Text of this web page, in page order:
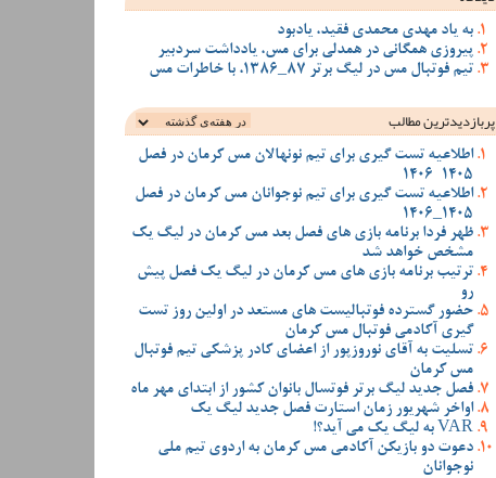
به یاد مهدی محمدی فقید، یادبود
پیروزی همگانی در همدلی برای مس، یادداشت سردبیر
تیم فوتبال مس در لیگ برتر 87_1386، با خاطرات مس
پربازدیدترین‌ مطالب
اطلاعیه تست گیری برای تیم نونهالان مس کرمان در فصل
1405-1406
اطلاعیه تست گیری برای تیم نوجوانان مس کرمان در فصل
1405_1406
ظهر فردا برنامه بازی های فصل بعد مس کرمان در لیگ یک
مشخص خواهد شد
ترتیب برنامه بازی های مس کرمان در لیگ یک فصل پیش
رو
حضور گسترده فوتبالیست های مستعد در اولین روز تست
گیری آکادمی فوتبال مس کرمان
تسلیت به آقای نوروزپور از اعضای کادر پزشکی تیم فوتبال
مس کرمان
فصل جدید لیگ برتر فوتسال بانوان کشور از ابتدای مهر ماه
اواخر شهریور زمان استارت فصل جدید لیگ یک
VAR به لیگ یک می آید؟!
دعوت دو بازیکن آکادمی مس کرمان به اردوی تیم ملی
نوجوانان